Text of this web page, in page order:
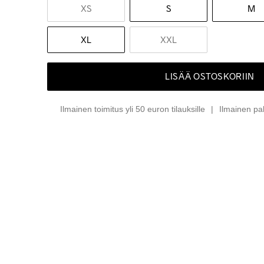
XS S M
XL XXL
LISÄÄ OSTOSKORIIN
Ilmainen toimitus yli 50 euron tilauksille Ilmainen